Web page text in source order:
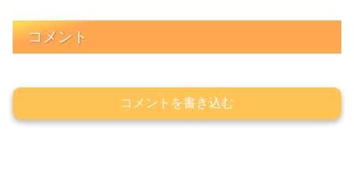
コメント
コメントを書き込む